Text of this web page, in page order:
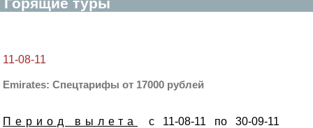
11-08-11
Emirates: Спецтарифы от 17000 рублей
Период вылета с 11-08-11 по 30-09-11